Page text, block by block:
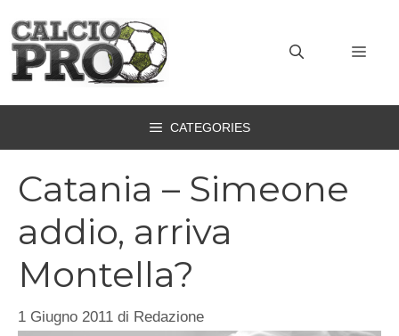
contenuto
CATEGORIES
Catania – Simeone
addio, arriva
Montella?
1 Giugno 2011 di Redazione